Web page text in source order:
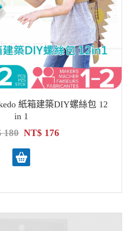
紙箱建築DIY螺絲包 12
in 1
180 176